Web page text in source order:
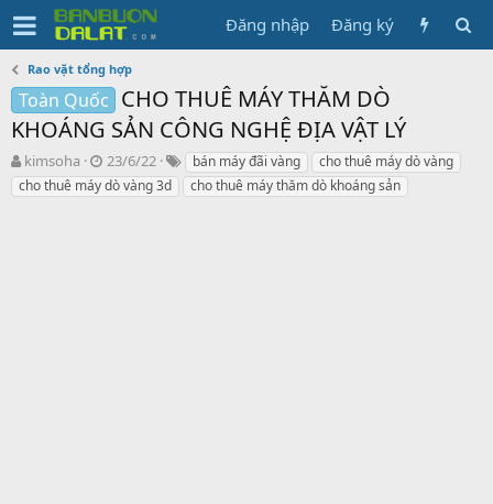
Đăng nhập Đăng ký
Rao vặt tổng hợp
Toàn Quốc CHO THUÊ MÁY THĂM DÒ
KHOÁNG SẢN CÔNG NGHỆ ĐỊA VẬT LÝ
N
g
ư
kimsoha
N
g
à
23/6/22
T
ừ
k
bán máy đãi vàng
cho thuê máy dò vàng
cho thuê máy dò vàng 3d
cho thuê máy thăm dò khoáng sản